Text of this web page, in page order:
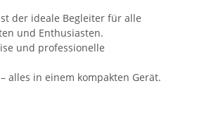
der ideale Begleiter für alle
und Enthusiasten.
und professionelle
alles in einem kompakten Gerät.